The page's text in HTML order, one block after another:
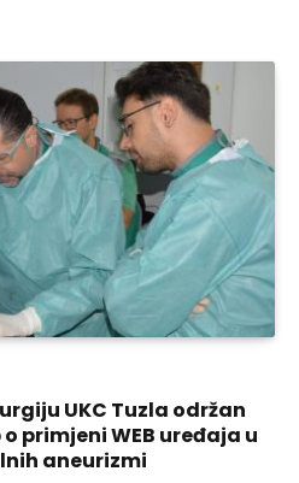
UKC Tuzla održan
primjeni WEB uređaja u
aneurizmi